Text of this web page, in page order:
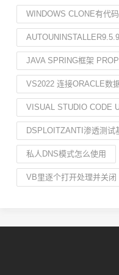
WINDOWS CLONE有代
JAVA SPRING框架
VS2022 连接ORACLE数
VISUAL STUDIO CODE
DSPLOITZANTI渗透测试
私人DNS模式怎么使用
VB里逐个打开处理并关闭